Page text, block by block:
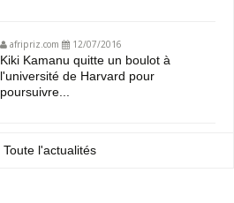
afripriz.com 12/07/2016
Kiki Kamanu quitte un boulot à
l'université de Harvard pour
poursuivre...
Toute l'actualités